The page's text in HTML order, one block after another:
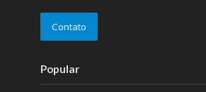
Contato
Popular